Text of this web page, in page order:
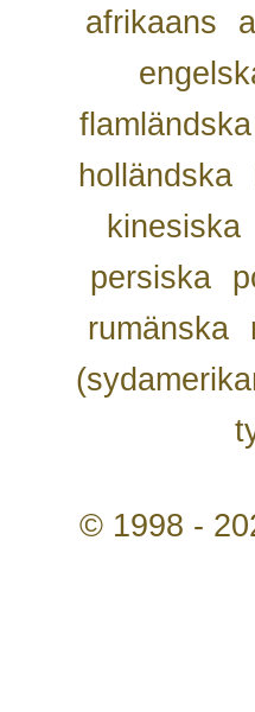
afrikaans
flamländska
holländska
kinesiska
persiska
rumänska
© 1998 -